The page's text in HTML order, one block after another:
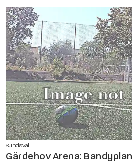
Sundsvall
Gärdehov Arena: Bandyplan